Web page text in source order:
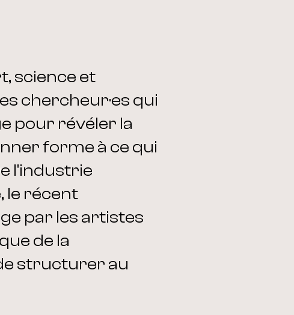
science et
chercheur·es qui
pour révéler la
forme à ce qui
l'industrie
le récent
par les artistes
de la
structurer au